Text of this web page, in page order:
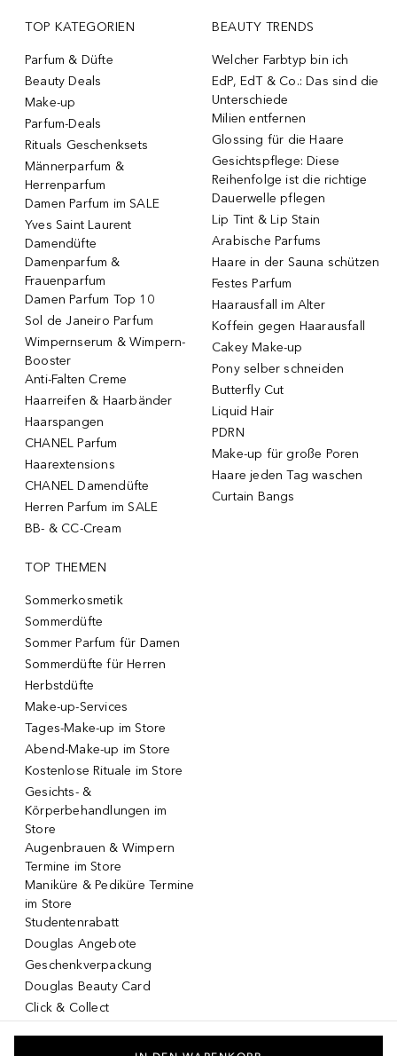
TOP KATEGORIEN
Parfum & Düfte
Beauty Deals
Make-up
Parfum-Deals
Rituals Geschenksets
Männerparfum &
Herrenparfum
Damen Parfum im SALE
Yves Saint Laurent
Damendüfte
Damenparfum &
Frauenparfum
Damen Parfum Top 10
Sol de Janeiro Parfum
Wimpernserum & Wimpern-
Booster
Anti-Falten Creme
Haarreifen & Haarbänder
Haarspangen
CHANEL Parfum
Haarextensions
CHANEL Damendüfte
Herren Parfum im SALE
BB- & CC-Cream
BEAUTY TRENDS
Welcher Farbtyp bin ich
EdP, EdT & Co.: Das sind die
Unterschiede
Milien entfernen
Glossing für die Haare
Gesichtspflege: Diese
Reihenfolge ist die richtige
Dauerwelle pflegen
Lip Tint & Lip Stain
Arabische Parfums
Haare in der Sauna schützen
Festes Parfum
Haarausfall im Alter
Koffein gegen Haarausfall
Cakey Make-up
Pony selber schneiden
Butterfly Cut
Liquid Hair
PDRN
Make-up für große Poren
Haare jeden Tag waschen
Curtain Bangs
TOP THEMEN
Sommerkosmetik
Sommerdüfte
Sommer Parfum für Damen
Sommerdüfte für Herren
Herbstdüfte
Make-up-Services
Tages-Make-up im Store
Abend-Make-up im Store
Kostenlose Rituale im Store
Gesichts- &
Körperbehandlungen im
Store
Augenbrauen & Wimpern
Termine im Store
Maniküre & Pediküre Termine
im Store
Studentenrabatt
Douglas Angebote
Geschenkverpackung
Douglas Beauty Card
Click & Collect